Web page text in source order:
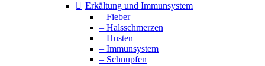
Erkältung und Immunsystem
– Fieber
– Halsschmerzen
– Husten
– Immunsystem
– Schnupfen